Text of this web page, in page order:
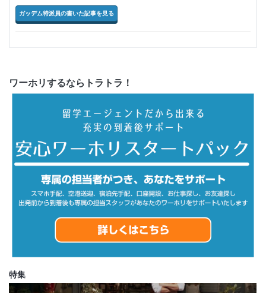
ガッデム特派員の書いた記事を見る
ワーホリするならトラトラ！
特集